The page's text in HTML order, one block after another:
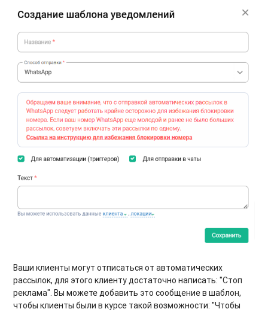
Ваши клиенты могут отписаться от автоматических
рассылок, для этого клиенту достаточно написать: "Стоп
реклама". Вы можете добавить это сообщение в шаблон,
чтобы клиенты были в курсе такой возможности: "Чтобы